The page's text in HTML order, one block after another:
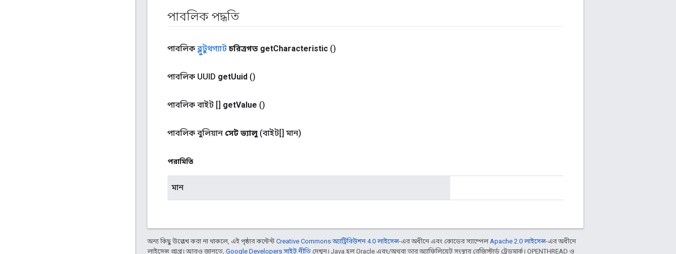
পাবলিক পদ্ধতি
পাবলিক ব্লুটুথগ্যাট চরিত্রগত getCharacteristic ()
পাবলিক UUID getUuid ()
পাবলিক বাইট [] getValue ()
পাবলিক বুলিয়ান সেট ভ্যালু (বাইট[] মান)
পরামিতি
মান
অন্য কিছু উল্লেখ করা না থাকলে, এই পৃষ্ঠার কন্টেন্ট Creative Commons অ্যাট্রিবিউশন 4.0 লাইসেন্স-এর অধীনে এবং কোডের স্যাম্পেলApache 2.0 লাইসেন্স-এর অধীনে
লাইসেন্স প্রাপ্ত। আরও জানতে, Google Developers সাইট নীতি দেখুন। Java হল Oracle এবং/অথবা তার অ্যাফিলিয়েট সংস্থার রেজিস্টার্ড ট্রেডমার্ক। OPENTHREAD ও